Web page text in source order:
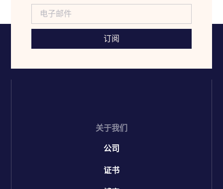
订阅
关于我们
公司
证书